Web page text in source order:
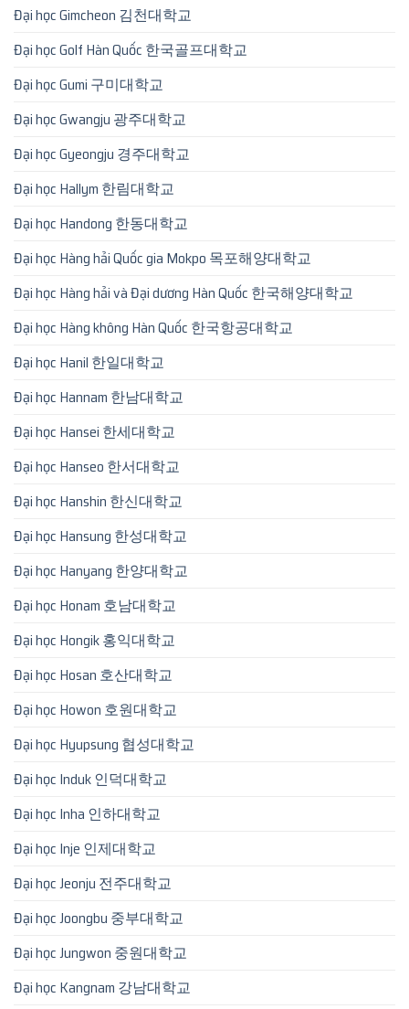
Đại học Gimcheon 김천대학교
Đại học Golf Hàn Quốc 한국골프대학교
Đại học Gumi 구미대학교
Đại học Gwangju 광주대학교
Đại học Gyeongju 경주대학교
Đại học Hallym 한림대학교
Đại học Handong 한동대학교
Đại học Hàng hải Quốc gia Mokpo 목포해양대학교
Đại học Hàng hải và Đại dương Hàn Quốc 한국해양대학교
Đại học Hàng không Hàn Quốc 한국항공대학교
Đại học Hanil 한일대학교
Đại học Hannam 한남대학교
Đại học Hansei 한세대학교
Đại học Hanseo 한서대학교
Đại học Hanshin 한신대학교
Đại học Hansung 한성대학교
Đại học Hanyang 한양대학교
Đại học Honam 호남대학교
Đại học Hongik 홍익대학교
Đại học Hosan 호산대학교
Đại học Howon 호원대학교
Đại học Hyupsung 협성대학교
Đại học Induk 인덕대학교
Đại học Inha 인하대학교
Đại học Inje 인제대학교
Đại học Jeonju 전주대학교
Đại học Joongbu 중부대학교
Đại học Jungwon 중원대학교
Đại học Kangnam 강남대학교